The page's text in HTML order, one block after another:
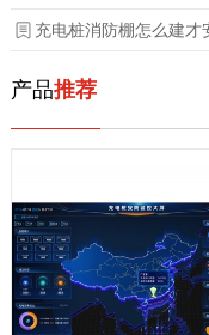
充电桩消防棚怎么建才
产品推荐